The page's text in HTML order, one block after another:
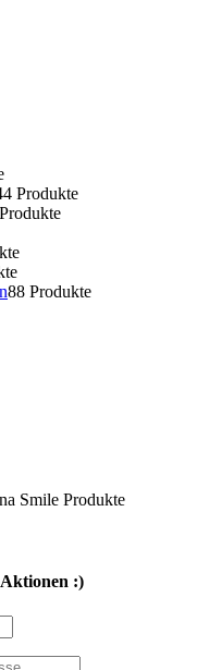
4 Produkte
88 Produkte
Smile Produkte
:)